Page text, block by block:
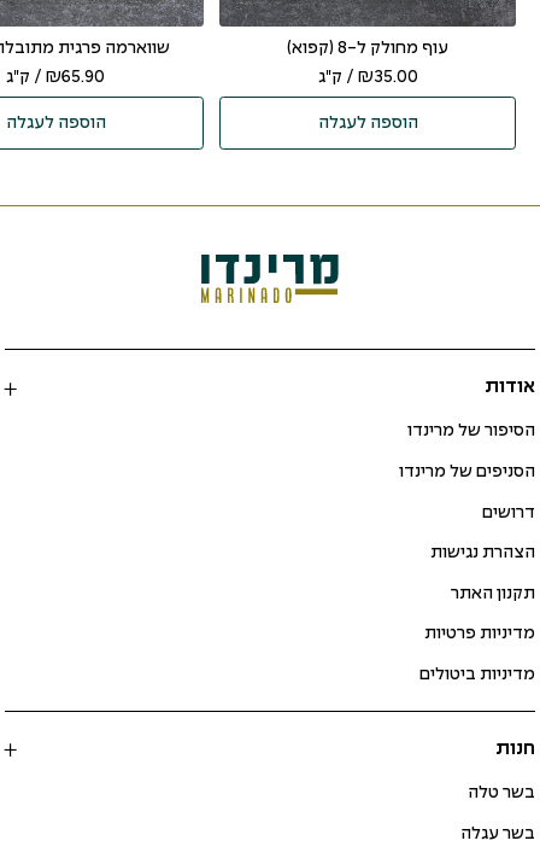
עוף מחולק ל-8 (קפוא)
₪35.00 / ק"ג
הוספה לעגלה
שווארמה פרגית
₪65.90 / ק"ג
הוספה לעגלה
אודות
הסיפור של מרינדו
הסניפים של מרינדו
דרושים
הצהרת נגישות
תקנון האתר
מדיניות פרטיות
מדיניות ביטולים
חנות
בשר טלה
בשר עגלה